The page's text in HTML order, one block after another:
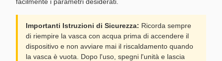
Importanti Istruzioni di Sicurezza: Ricorda sempre
di riempire la vasca con acqua prima di accendere il
dispositivo e non avviare mai il riscaldamento quando
la vasca è vuota. Dopo l'uso, spegni l'unità e lascia